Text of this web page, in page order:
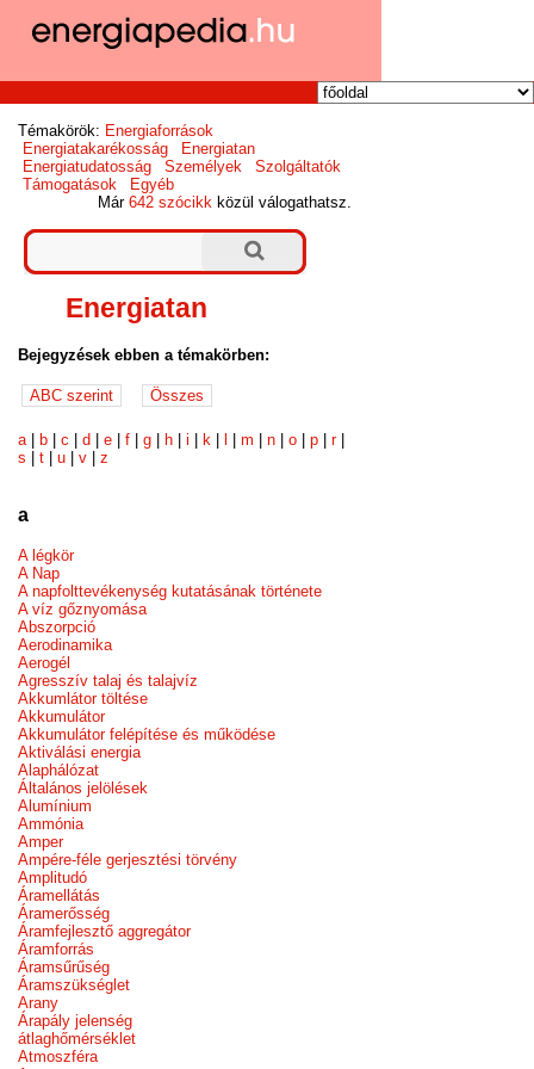
Témakörök: Energiaforrások
Energiatakarékosság
Energiatan
Energiatudatosság
Személyek
Szolgáltatók
Támogatások
Egyéb
Már642 szócikk közül válogathatsz.
Energiatan
Bejegyzések ebben a témakörben:
a b |c |d |e |f |g h |i k |m |n |o |p |r|
s |t |u |v |z
a
A légkör
A Nap
A napfolttevékenység kutatásának története
A víz gőznyomása
Abszorpció
Aerodinamika
Aerogél
Agresszív talaj és talajvíz
Akkumlátor töltése
Akkumulátor
Akkumulátor felépítése és működése
Aktiválási energia
Alaphálózat
Általános jelölések
Alumínium
Ammónia
Amper
Ampére-féle gerjesztési törvény
Amplitudó
Áramellátás
Áramerősség
Áramfejlesztő aggregátor
Áramforrás
Áramsűrűség
Áramszükséglet
Arany
Árapály jelenség
átlaghőmérséklet
Atmoszféra